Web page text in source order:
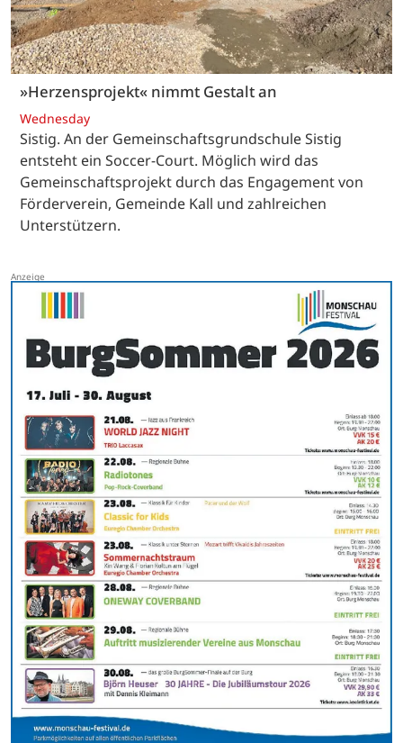
»Herzensprojekt« nimmt Gestalt an
Wednesday
Sistig. An der Gemeinschaftsgrundschule Sistig
entsteht ein Soccer-Court. Möglich wird das
Gemeinschaftsprojekt durch das Engagement von
Förderverein, Gemeinde Kall und zahlreichen
Unterstützern.